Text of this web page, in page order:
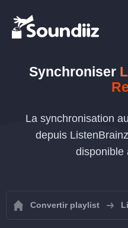
Synchroniser
La synchronisation
depuis
disponible
Convertir playlist